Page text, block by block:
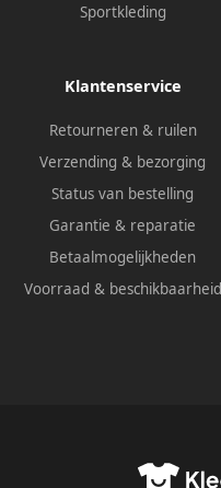
Sportkleding
Klantenservice
Retourneren & ruilen
Verzending & bezorging
Status van bestelling
Garantie & reparatie
Betaalmogelijkheden
Voorraad & beschikbaarheid